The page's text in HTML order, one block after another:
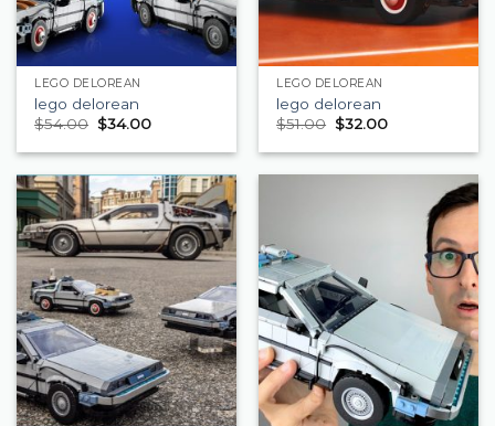
LEGO DELOREAN
lego delorean
$54.00 $34.00
LEGO DELOREAN
lego delorean
$51.00 $32.00